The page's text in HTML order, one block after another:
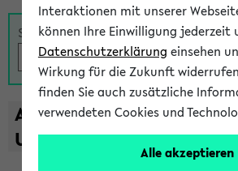
Suche
A B C D E F G H I J K L M
U
V W X
Interaktionen mit unserer
können Ihre Einwilligung jederzeit
Datenschutzerklärung einsehen
Wirkung für die Zukunft
finden Sie auch zusätzliche
verwendeten Cookies und
Alle akzeptieren